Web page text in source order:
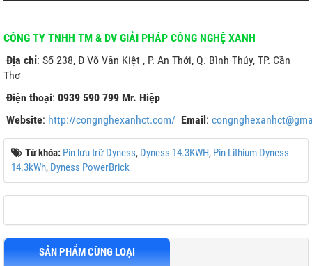
CÔNG TY TNHH TM & DV GIẢI PHÁP CÔNG NGHỆ XANH
Địa chỉ: Số 238, Đ Võ Văn Kiệt , P. An Thới, Q. Bình Thủy, TP. Cần
Thơ
Điện thoại: 0939 590 799 Mr. Hiệp
Website: http://congnghexanhct.com/ Email :
Từ khóa: Pin lưu trữ Dyness, Dyness 14.3KWH, Pin Lithium Dyness
14.3kWh, Dyness PowerBrick
SẢN PHẨM CÙNG LOẠI